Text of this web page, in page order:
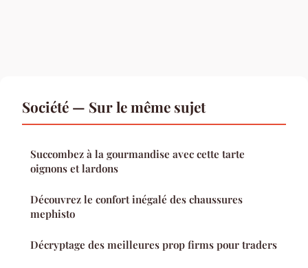
Société — Sur le même sujet
Succombez à la gourmandise avec cette tarte
oignons et lardons
Découvrez le confort inégalé des chaussures
mephisto
Décryptage des meilleures prop firms pour traders